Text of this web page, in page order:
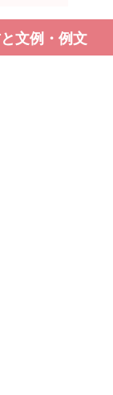
文例・例文